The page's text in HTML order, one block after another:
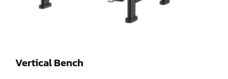
Vertical Bench